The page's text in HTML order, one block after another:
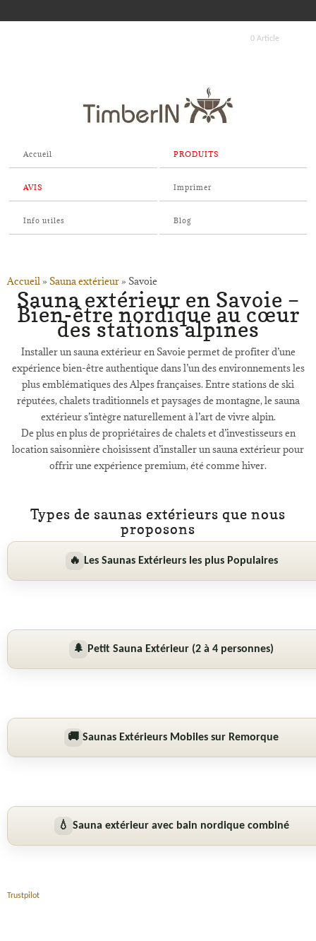
0 Article
Accueil PRODUITS
AVIS Imprimer
Info utiles Blog
Accueil » Sauna extérieur » Savoie
Sauna extérieur en Savoie –
Bien-être nordique au cœur
des stations alpines
Installer un sauna extérieur en Savoie permet de profiter d’une
expérience bien-être authentique dans l’un des environnements les
plus emblématiques des Alpes françaises. Entre stations de ski
réputées, chalets traditionnels et paysages de montagne, le sauna
extérieur s’intègre naturellement à l’art de vivre alpin.
De plus en plus de propriétaires de chalets et d’investisseurs en
location saisonnière choisissent d’installer un sauna extérieur pour
offrir une expérience premium, été comme hiver.
Types de saunas extérieurs que nous
proposons
🔥 Les Saunas Extérieurs les plus Populaires
🌲 Petit Sauna Extérieur (2 à 4 personnes)
🚚 Saunas Extérieurs Mobiles sur Remorque
💧 Sauna extérieur avec bain nordique combiné
Trustpilot